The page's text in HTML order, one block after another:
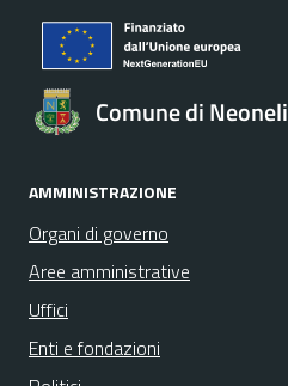
Comune di Neoneli
AMMINISTRAZIONE
Organi di governo
Aree amministrative
Uffici
Enti e fondazioni